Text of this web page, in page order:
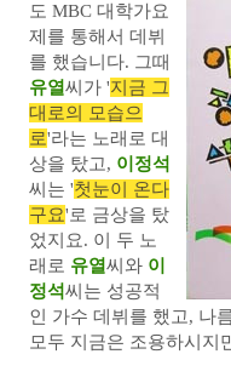
도 MBC 대학가요
제를 통해서 데뷔
를 했습니다. 그때
유열씨가 '지금 그
대로의 모습으
로'라는 노래로 대
상을 탔고, 이정석
씨는 '첫눈이 온다
구요'로 금상을 탔
었지요. 이 두 노
래로 유열씨와 이
정석씨는 성공적
인 가수 데뷔를 했고, 나
모두 지금은 조용하시지